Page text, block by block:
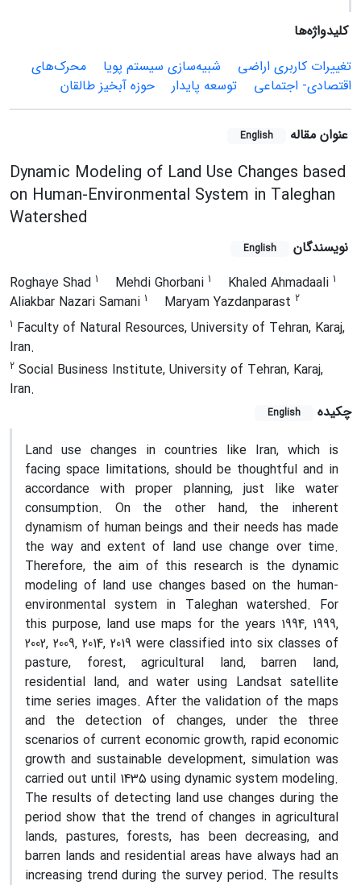
کلیدواژه‌ها
تغییرات کاربری اراضی
شبیه‌سازی سیستم پویا
محرک‌های
اقتصادی- اجتماعی
توسعه پایدار حوزه آبخیز طالقان
عنوان مقاله English
Dynamic Modeling of Land Use Changes based
on Human-Environmental System in Taleghan
Watershed
نویسندگان English
Roghaye Shad 1 Mehdi Ghorbani 1 Khaled Ahmadaali 1
Aliakbar Nazari Samani 1 Maryam Yazdanparast 2
1 Faculty of Natural Resources, University of Tehran, Karaj,
Iran.
2 Social Business Institute, University of Tehran, Karaj,
Iran.
چکیده
English
Land use changes in countries like Iran, which is
facing space limitations, should be thoughtful and in
accordance with proper planning, just like water
consumption. On the other hand, the inherent
dynamism of human beings and their needs has made
the way and extent of land use change over time.
Therefore, the aim of this research is the dynamic
modeling of land use changes based on the human-
environmental system in Taleghan watershed. For
this purpose, land use maps for the years 1994, 1999,
2002, 2009, 2014, 2019 were classified into six classes of
pasture, forest, agricultural land, barren land,
residential land, and water using Landsat satellite
time series images. After the validation of the maps
and the detection of changes, under the three
scenarios of current economic growth, rapid economic
growth and sustainable development, simulation was
carried out until 1435 using dynamic system modeling.
The results of detecting land use changes during the
period show that the trend of changes in agricultural
lands, pastures, forests, has been decreasing, and
barren lands and residential areas have always had an
increasing trend during the survey period. The results